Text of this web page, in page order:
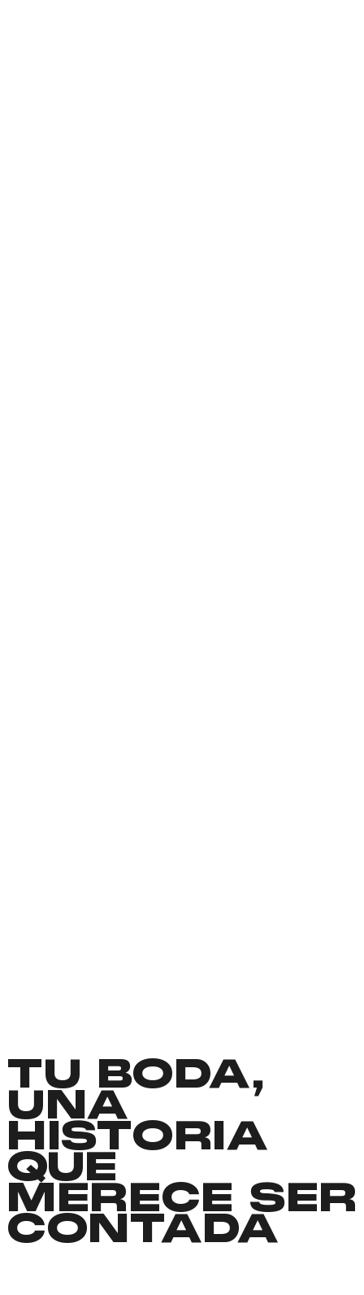
TU BODA,
UNA
HISTORIA
QUE
MERECE SER
CONTADA